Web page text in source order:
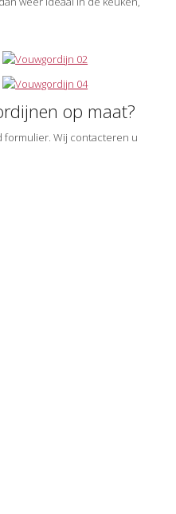
op maat?
formulier. Wij contacteren u